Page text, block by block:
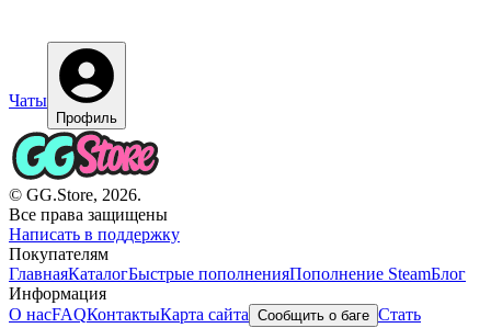
Чаты
Профиль
© GG.Store, 2026.
Все права защищены
Написать в поддержку
Покупателям
ГлавнаяКаталогБыстрые пополненияПополнение SteamБлог
Информация
О насFAQКонтактыКарта сайта Сообщить о баге Стать